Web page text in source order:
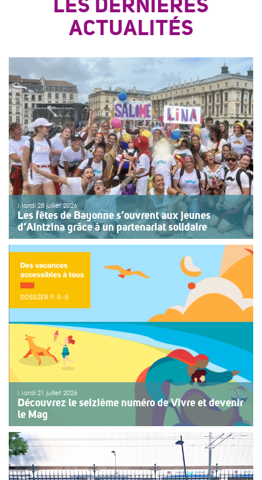
LES DERNIÈRES
ACTUALITÉS
Mardi 28 juillet 2026
Les fêtes de Bayonne s’ouvrent aux jeunes
d’Aintzina grâce à un partenariat solidaire
Une organisation collective au service de l’inclusion
Depuis sept ans, l’association ouvre le premier jour des
fêtes de Bayonne à une structure accompagnant des
enfants ou des adolescents en situation de handicap
ou de fragilité. Cette année, le choix […]
>>Lire la suite
Mardi 21 juillet 2026
Découvrez le seizième numéro de Vivre et devenir
le Mag
Le numéro du mois de juillet 2026 de Vivre et devenir, Le
Mag, vient de paraître. Le dossier central se concentre
sur les vacances pour tous. Vivre et devenir a lancé un
plan d’action afin de rendre les vacances accessibles
[…]